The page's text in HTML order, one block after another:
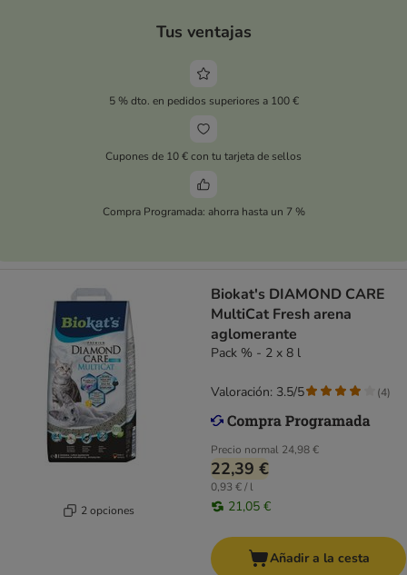
Tus ventajas
5 % dto. en pedidos superiores a 100 €
Cupones de 10 € con tu tarjeta de sellos
Compra Programada: ahorra hasta un 7 %
2 opciones
Biokat's DIAMOND CARE
MultiCat Fresh arena
aglomerante
Pack % - 2 x 8 l
Precio normal 24,98 €
22,39 €
0,93 € / l
21,05 €
Valoración: 3.5/5 (4)
Añadir a la cesta